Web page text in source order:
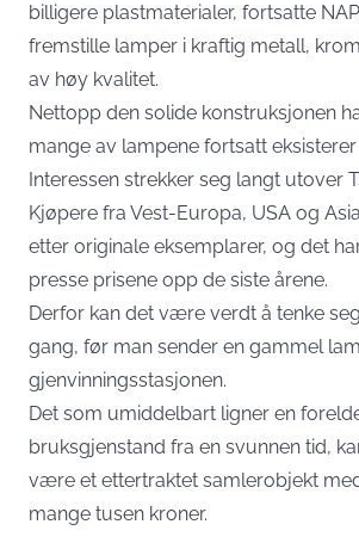
billigere plastmaterialer, fortsatte
fremstille lamper i kraftig metall,
av høy kvalitet.
Nettopp den solide konstruksjonen
mange av lampene fortsatt eksisterer
Interessen strekker seg langt utover
Kjøpere fra Vest-Europa, USA og
etter originale eksemplarer, og det
presse prisene opp de siste årene.
Derfor kan det være verdt å tenke
gang, før man sender en gammel
gjenvinningsstasjonen.
Det som umiddelbart ligner en
bruksgjenstand fra en svunnen tid,
være et ettertraktet samlerobjekt
mange tusen kroner.